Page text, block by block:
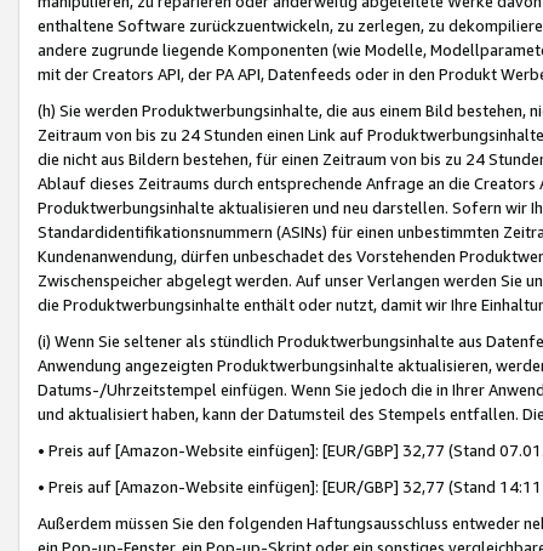
enthaltene Software zurückzuentwickeln, zu zerlegen, zu
andere zugrunde liegende Komponenten (wie Modelle,
mit der Creators API, der PA API, Datenfeeds oder in den Produkt
(h) Sie werden Produktwerbungsinhalte, die aus einem Bild bestehen,
Zeitraum von bis zu 24 Stunden einen Link auf
die nicht aus Bildern bestehen, für einen Zeitraum von bis zu 24
Ablauf dieses Zeitraums durch entsprechende Anfrage an die
Produktwerbungsinhalte aktualisieren und neu darstellen. Sofern wir
Standardidentifikationsnummern (ASINs) für einen unbestimmten
Kundenanwendung, dürfen unbeschadet des Vorstehenden
Zwischenspeicher abgelegt werden. Auf unser Verlangen werden Sie
die Produktwerbungsinhalte enthält oder nutzt, damit wir Ihre
(i) Wenn Sie seltener als stündlich Produktwerbungsinhalte aus
Anwendung angezeigten Produktwerbungsinhalte aktualisieren,
Datums-/Uhrzeitstempel einfügen. Wenn Sie jedoch die in Ihrer
und aktualisiert haben, kann der Datumsteil des Stempels entfallen.
• Preis auf [Amazon-Website einfügen]: [EUR/GBP] 32,77 (Stand
• Preis auf [Amazon-Website einfügen]: [EUR/GBP] 32,77 (Stand
Außerdem müssen Sie den folgenden Haftungsausschluss entweder
ein Pop-up-Fenster, ein Pop-up-Skript oder ein sonstiges